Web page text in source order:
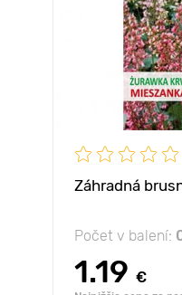
Záhradná
Počet v balení:
1.19 €